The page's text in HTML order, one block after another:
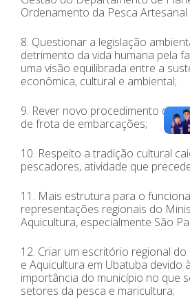
Ordenamento da Pesca Artesanal
8. Questionar a legislação
detrimento da vida humana pela
uma visão equilibrada entre a
econômica, cultural e ambiental;
9. Rever novo procedimento de
de frota de embarcações;
10. Respeito a tradição cultural
pescadores, atividade que
11. Mais estrutura para o
representações regionais do
Aquicultura, especialmente São
12. Criar um escritório regional
e Aquicultura em Ubatuba devido
importância do município no que
setores da pesca e maricultura;